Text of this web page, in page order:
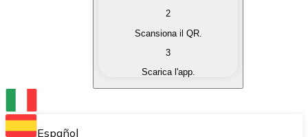
Converti le tue criptovalute in valuta fiat quando ne
Scambia una criptovaluta con un'altra
Conserva le tue cripto in un Wallet self-custodial.
2
Scansiona il QR.
3
Scarica l'app.
Español